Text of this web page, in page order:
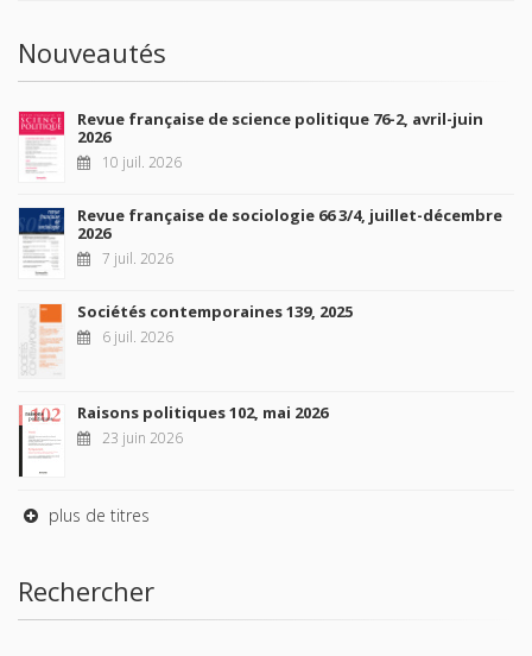
Nouveautés
Revue française de science politique 76-2, avril-juin
2026
10 juil. 2026
Revue française de sociologie 66 3/4, juillet-décembre
2026
7 juil. 2026
Sociétés contemporaines 139, 2025
6 juil. 2026
Raisons politiques 102, mai 2026
23 juin 2026
plus de titres
Rechercher